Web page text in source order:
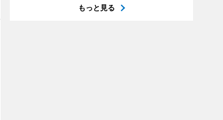
もっと見る